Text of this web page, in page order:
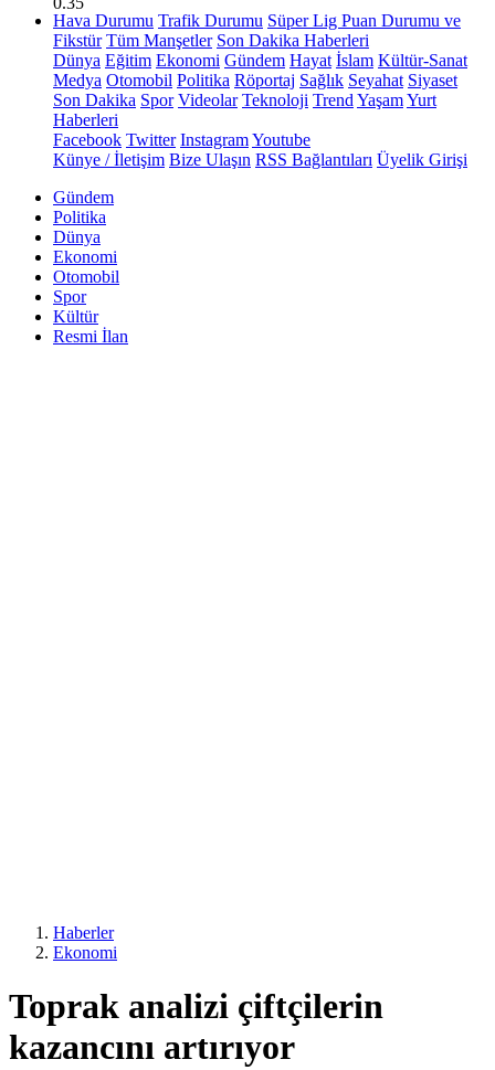
Hava Durumu Trafik Durumu Süper Lig Puan Durumu ve
Fikstür Tüm Manşetler Son Dakika Haberleri
Dünya Eğitim Ekonomi Gündem Hayat İslam Kültür-Sanat
Medya Otomobil Politika Röportaj Sağlık Seyahat Siyaset
Son Dakika Spor Videolar Teknoloji Trend YaşamYurt
Haberleri
Facebook Twitter InstagramYoutube
Künye / İletişim Bize Ulaşın RSS Bağlantıları Üyelik Girişi
Gündem
Politika
Dünya
Ekonomi
Otomobil
Spor
Kültür
Resmi İlan
Haberler
Ekonomi
Toprak analizi çiftçilerin
kazancını artırıyor